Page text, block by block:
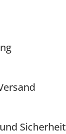
Sicherheit